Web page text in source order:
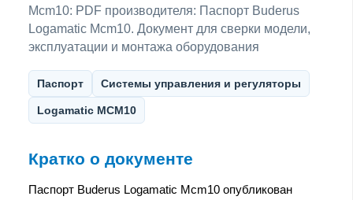
Mcm10: PDF производителя: Паспорт Buderus
Logamatic Mcm10. Документ для сверки модели,
эксплуатации и монтажа оборудования
Паспорт Системы управления и регуляторы
Logamatic MCM10
Кратко о документе
Паспорт Buderus Logamatic Mcm10 опубликован